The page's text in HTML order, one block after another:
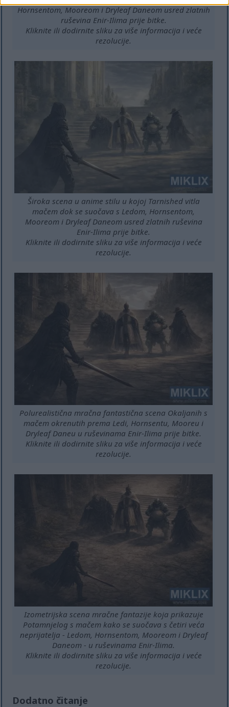
Hornsentom, Mooreom i Dryleaf Daneom usred zlatnih
ruševina Enir-Ilima prije bitke.
Kliknite ili dodirnite sliku za više informacija i veće
rezolucije.
Široka scena u anime stilu u kojoj Tarnished vitla
mačem dok se suočava s Ledom, Hornsentom,
Mooreom i Dryleaf Daneom usred zlatnih ruševina
Enir-Ilima prije bitke.
Kliknite ili dodirnite sliku za više informacija i veće
rezolucije.
Polurealistična mračna fantastična scena Okaljanih s
mačem okrenutih prema Ledi, Hornsentu, Mooreu i
Dryleaf Daneu u ruševinama Enir-Ilima prije bitke.
Kliknite ili dodirnite sliku za više informacija i veće
rezolucije.
Izometrijska scena mračne fantazije koja prikazuje
Potamnjelog s mačem kako se suočava s četiri veća
neprijatelja - Ledom, Hornsentom, Mooreom i Dryleaf
Daneom - u ruševinama Enir-Ilima.
Kliknite ili dodirnite sliku za više informacija i veće
rezolucije.
Dodatno čitanje